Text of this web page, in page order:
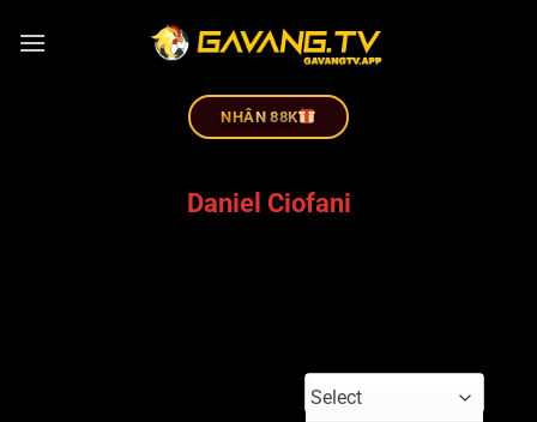
NHÂN 88K
Daniel Ciofani
Select